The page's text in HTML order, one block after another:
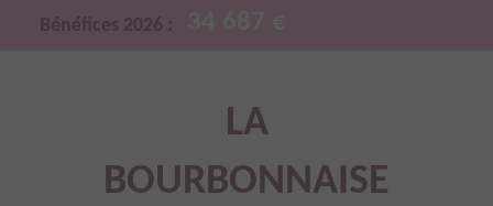
Bénéfices 2026 :
LA
BOURBONNAISE